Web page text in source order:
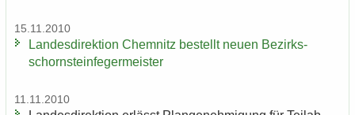
15.11.2010
Lan­des­di­rek­ti­on Chem­nitz be­stellt neuen Be­zirks­
schorn­stein­fe­ger­meis­ter
11.11.2010